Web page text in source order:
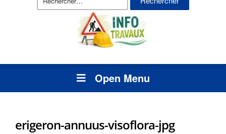
Open Menu
erigeron-annuus-visoflora-jpg